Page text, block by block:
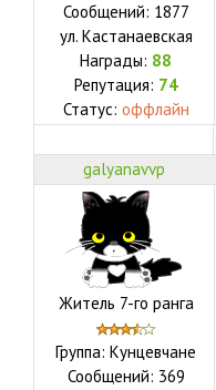
Сообщений: 1877
ул. Кастанаевская
Награды: 88
Репутация: 74
Статус: оффлайн
galyanavvp
Житель 7-го ранга
Группа: Кунцевчане
Сообщений: 369